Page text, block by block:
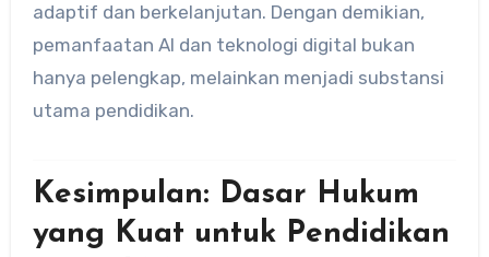
adaptif dan berkelanjutan. Dengan demikian,
pemanfaatan AI dan teknologi digital bukan
hanya pelengkap, melainkan menjadi substansi
utama pendidikan.
Kesimpulan: Dasar Hukum
yang Kuat untuk Pendidikan